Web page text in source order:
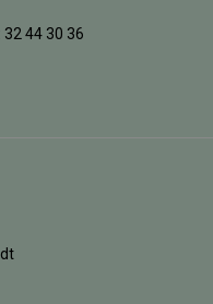
32 44 30 36